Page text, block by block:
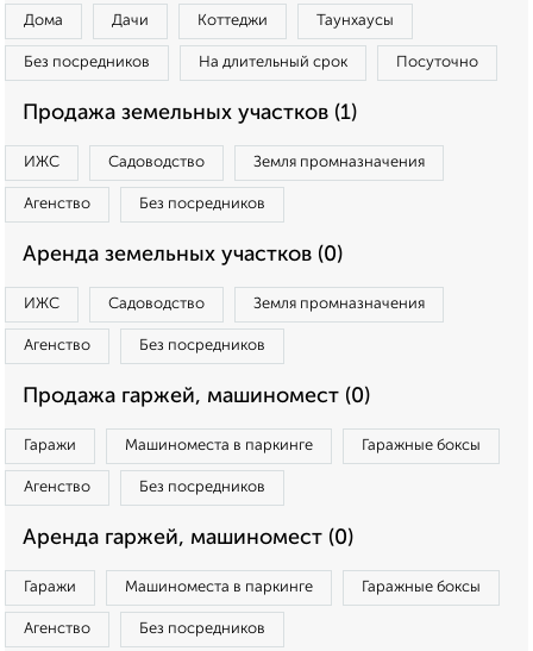
Дома Дачи Коттеджи Таунхаусы
Без посредников На длительный срок Посуточно
Продажа земельных участков (1)
ИЖС Садоводство Земля промназначения
Агенство Без посредников
Аренда земельных участков (0)
ИЖС Садоводство Земля промназначения
Агенство Без посредников
Продажа гаржей, машиномест (0)
Гаражи Машиноместа в паркинге Гаражные боксы
Агенство Без посредников
Аренда гаржей, машиномест (0)
Гаражи Машиноместа в паркинге Гаражные боксы
Агенство Без посредников